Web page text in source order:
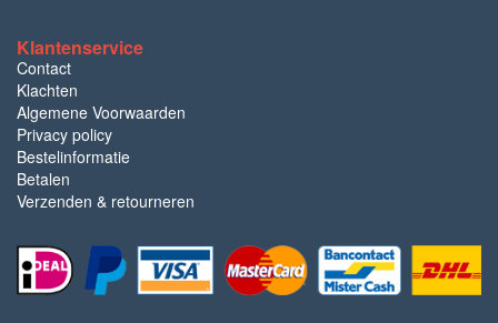
Klantenservice
Contact
Klachten
Algemene Voorwaarden
Privacy policy
Bestelinformatie
Betalen
Verzenden & retourneren